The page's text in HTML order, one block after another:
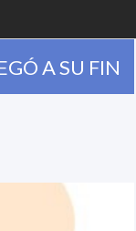
A SU FIN